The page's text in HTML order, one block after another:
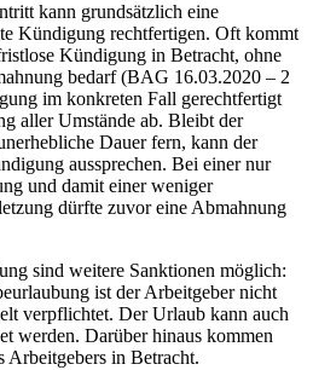
kann grundsätzlich eine
Kündigung rechtfertigen. Oft kommt
Kündigung in Betracht, ohne
bedarf (BAG 16.03.2020 – 2
im konkreten Fall gerechtfertigt
aller Umstände ab. Bleibt der
Dauer fern, kann der
aussprechen. Bei einer nur
und damit einer weniger
dürfte zuvor eine Abmahnung
sind weitere Sanktionen möglich:
ist der Arbeitgeber nicht
verpflichtet. Der Urlaub kann auch
werden. Darüber hinaus kommen
Arbeitgebers in Betracht.